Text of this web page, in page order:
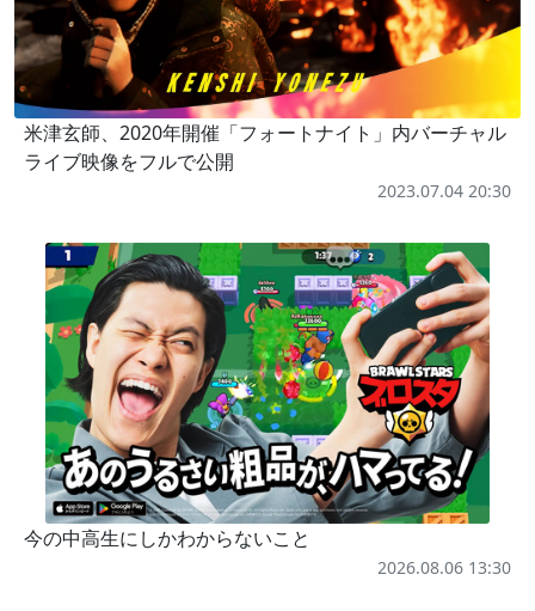
米津玄師、2020年開催「フォートナイト」内バーチャル
ライブ映像をフルで公開
2023.07.04 20:30
今の中高生にしかわからないこと
2026.08.06 13:30